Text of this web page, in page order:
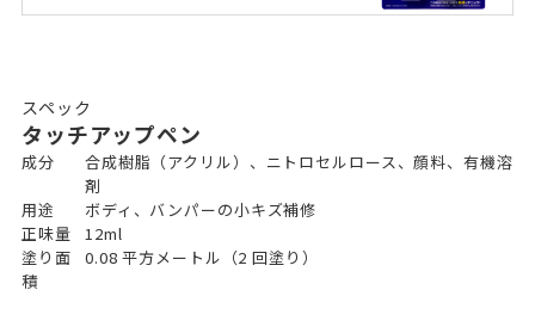
スペック
タッチアップペン
成分
合成樹脂（アクリル）、ニトロセルロース、顔料、有機溶
剤
用途
ボディ、バンパーの小キズ補修
正味量
12ml
塗り面
積
0.08 平方メートル（2 回塗り）